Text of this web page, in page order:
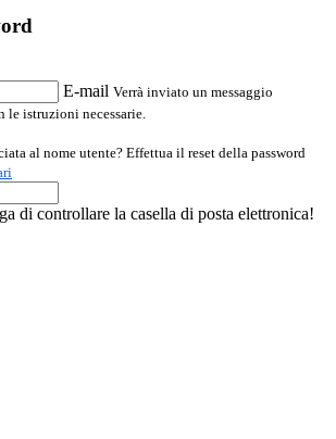
E-mail Verrà inviato un messaggio
istruzioni necessarie.
al nome utente? Effettua il reset della password
di controllare la casella di posta elettronica!